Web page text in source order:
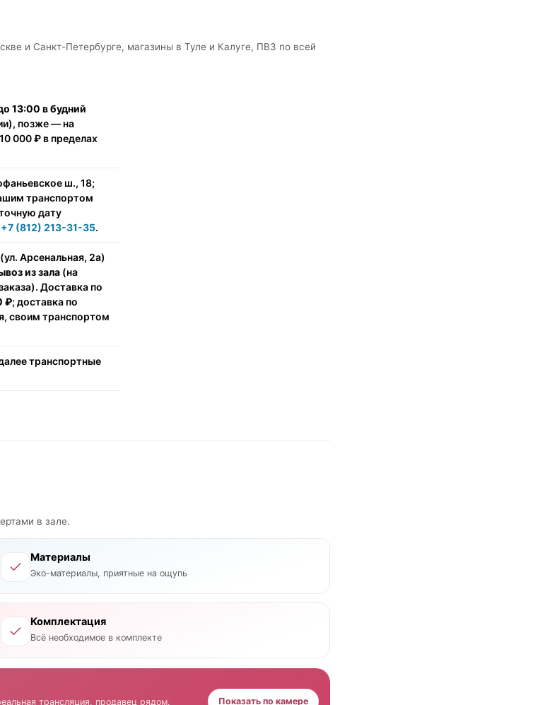
и Санкт-Петербурге, магазины в Туле и Калуге, ПВЗ по всей
13:00 в будний
позже — на
000 ₽ в пределах
ш., 18;
транспортом
дату
+7 (812) 213-31-35.
(ул. Арсенальная, 2а)
из зала (на
Доставка по
₽; доставка по
, своим транспортом
транспортные
в зале.
Материалы
Эко-материалы, приятные на ощупь
Комплектация
Всё необходимое в комплекте
трансляция, продавец рядом. Показать по камере